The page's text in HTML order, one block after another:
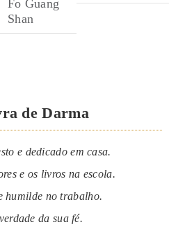
Fo Guang
Shan
de Darma
e dedicado em casa.
e os livros na escola.
humilde no trabalho.
da sua fé.